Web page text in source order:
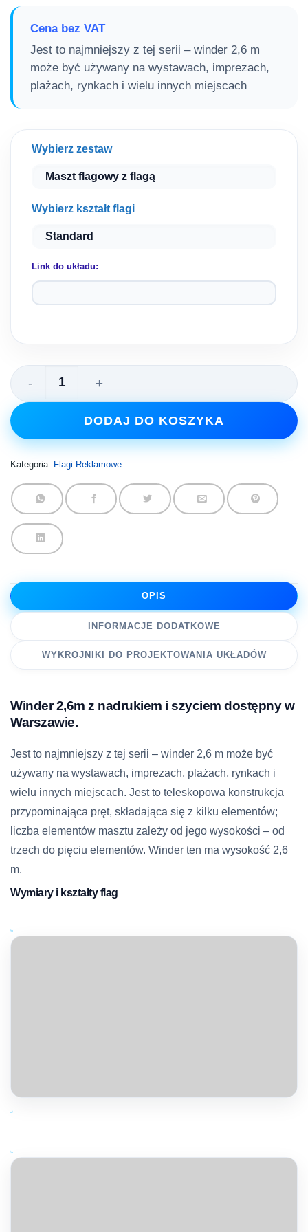
cena
wynosiła:
175.00 zł.
cena
wynosi:
125.00 zł.
Cena bez VAT
Jest to najmniejszy z tej serii – winder 2,6 m
może być używany na wystawach, imprezach,
plażach, rynkach i wielu innych miejscach
Wybierz zestaw
Wybierz kształt flagi
Link do układu:
ilość Winder reklamowy 2.6 m
DODAJ DO KOSZYKA
Kategoria: Flagi Reklamowe
OPIS
INFORMACJE DODATKOWE
WYKROJNIKI DO PROJEKTOWANIA UKŁADÓW
Winder 2,6m z nadrukiem i szyciem dostępny w
Warszawie.
Jest to najmniejszy z tej serii – winder 2,6 m może być
używany na wystawach, imprezach, plażach, rynkach i
wielu innych miejscach. Jest to teleskopowa konstrukcja
przypominająca pręt, składająca się z kilku elementów;
liczba elementów masztu zależy od jego wysokości – od
trzech do pięciu elementów. Winder ten ma wysokość 2,6
m.
Wymiary i kształty flag